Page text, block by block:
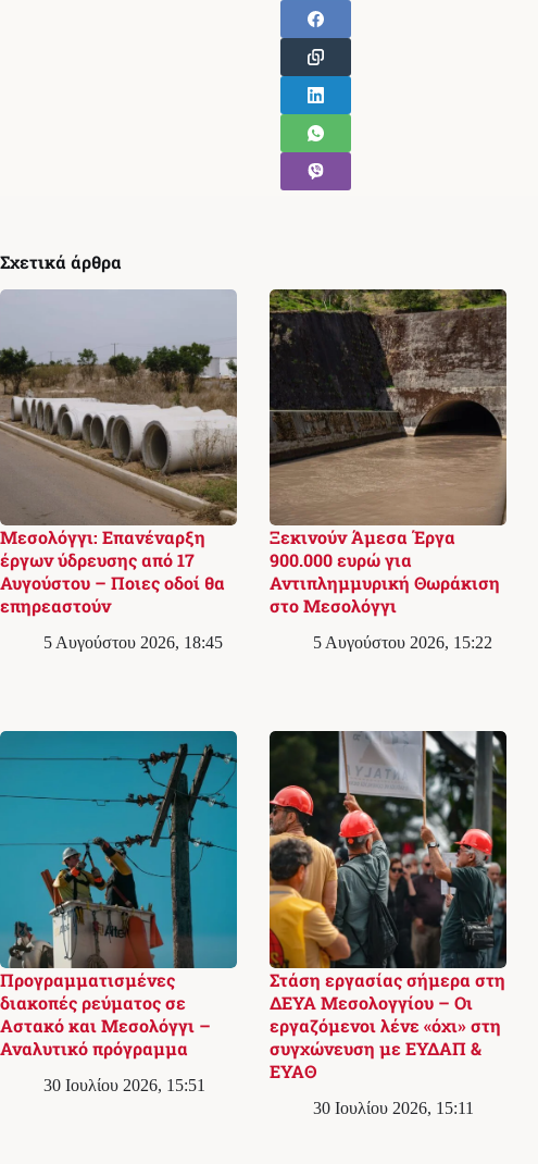
Σχετικά άρθρα
Μεσολόγγι: Επανέναρξη
έργων ύδρευσης από 17
Αυγούστου – Ποιες οδοί θα
επηρεαστούν
5 Αυγούστου 2026, 18:45
Ξεκινούν Άμεσα Έργα
900.000 ευρώ για
Αντιπλημμυρική Θωράκιση
στο Μεσολόγγι
5 Αυγούστου 2026, 15:22
Προγραμματισμένες
διακοπές ρεύματος σε
Αστακό και Μεσολόγγι –
Αναλυτικό πρόγραμμα
30 Ιουλίου 2026, 15:51
Στάση εργασίας σήμερα στη
ΔΕΥΑ Μεσολογγίου – Οι
εργαζόμενοι λένε «όχι» στη
συγχώνευση με ΕΥΔΑΠ &
ΕΥΑΘ
30 Ιουλίου 2026, 15:11